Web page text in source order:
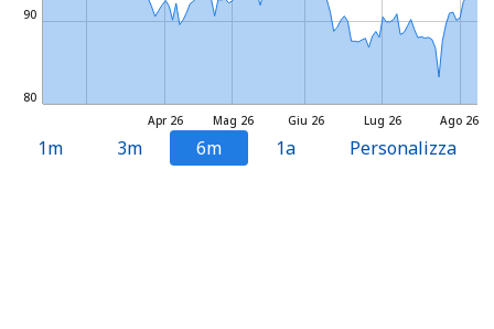
Mag 26 Lug 26
Apr 26 Giu 26 Ago 26
80
90
1m 3m 6m 1a Personalizza